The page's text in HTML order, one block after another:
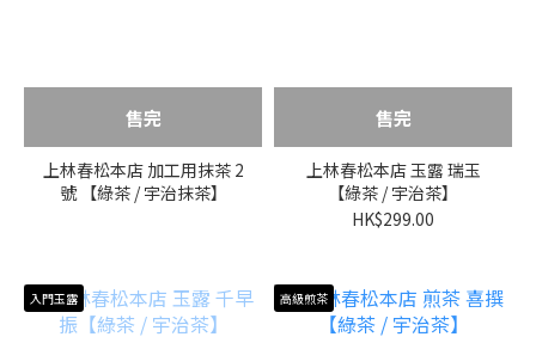
售完
上林春松本店 加工用抹茶 2
號 【綠茶 / 宇治抹茶】
售完
上林春松本店 玉露 瑞玉
【綠茶 / 宇治茶】
HK$299.00
入門玉露 高級煎茶